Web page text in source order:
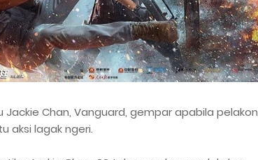
Chan, Vanguard, gempar apabila pelakon
aksi lagak ngeri.